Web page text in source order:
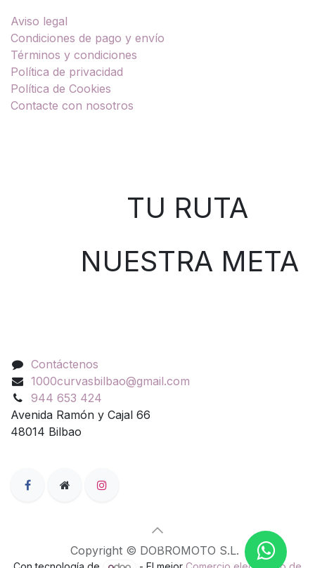
Aviso legal
Condiciones de pago y envío
Términos y condiciones
Política de privacidad
Política de Cookies
Contacte con nosotros
TU RUTA
NUESTRA META
Contáctenos
1000curvasbilbao@gmail.com
944 653 424
Avenida Ramón y Cajal 66
48014 Bilbao
Copyright © DOBROMOTO S.L.